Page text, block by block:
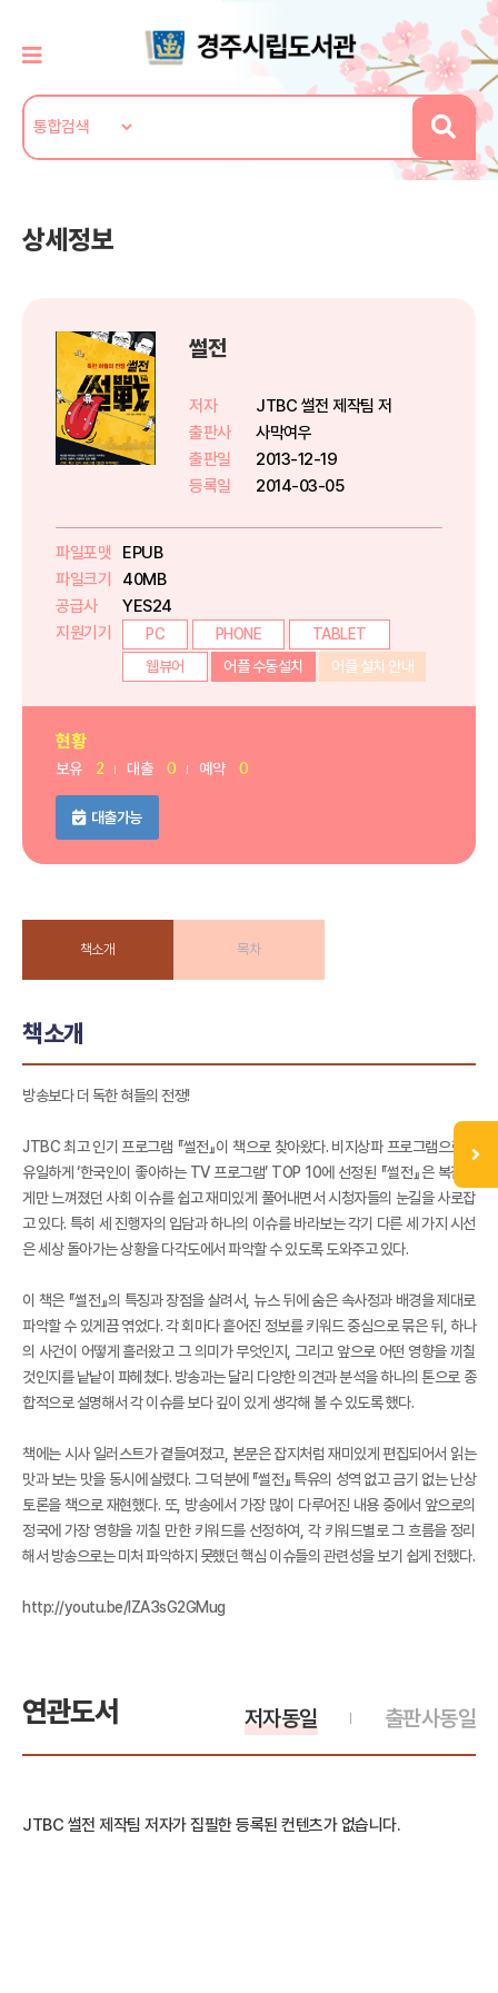
상세정보
썰전
저자
JTBC 썰전 제작팀 저
출판사
사막여우
출판일
2013-12-19
등록일
2014-03-05
파일포맷
EPUB
파일크기
40MB
공급사
YES24
지원기기
PC PHONE
TABLET
웹뷰어
어플 수동설치 어플 설치 안내
현황
보유 2 대출 0 예약 0
대출가능
책소개 목차
책소개
방송보다 더 독한 혀들의 전쟁!
JTBC 최고 인기 프로그램 『썰전』이 책으로 찾아왔다. 비지상파 프로그램으로는
유일하게 ‘한국인이 좋아하는 TV 프로그램’ TOP 10에 선정된 『썰전』은 복잡하
게만 느껴졌던 사회 이슈를 쉽고 재미있게 풀어내면서 시청자들의 눈길을 사로잡
고 있다. 특히 세 진행자의 입담과 하나의 이슈를 바라보는 각기 다른 세 가지 시선
은 세상 돌아가는 상황을 다각도에서 파악할 수 있도록 도와주고 있다.
이 책은 『썰전』의 특징과 장점을 살려서, 뉴스 뒤에 숨은 속사정과 배경을 제대로
파악할 수 있게끔 엮었다. 각 회마다 흩어진 정보를 키워드 중심으로 묶은 뒤, 하나
의 사건이 어떻게 흘러왔고 그 의미가 무엇인지, 그리고 앞으로 어떤 영향을 끼칠
것인지를 낱낱이 파헤쳤다. 방송과는 달리 다양한 의견과 분석을 하나의 톤으로 종
합적으로 설명해서 각 이슈를 보다 깊이 있게 생각해 볼 수 있도록 했다.
책에는 시사 일러스트가 곁들여졌고, 본문은 잡지처럼 재미있게 편집되어서 읽는
맛과 보는 맛을 동시에 살렸다. 그 덕분에 『썰전』 특유의 성역 없고 금기 없는 난상
토론을 책으로 재현했다. 또, 방송에서 가장 많이 다루어진 내용 중에서 앞으로의
정국에 가장 영향을 끼칠 만한 키워드를 선정하여, 각 키워드별로 그 흐름을 정리
해서 방송으로는 미처 파악하지 못했던 핵심 이슈들의 관련성을 보기 쉽게 전했다.
http://youtu.be/lZA3sG2GMug
연관도서 출판사동일
저자동일
JTBC 썰전 제작팀 저자가 집필한 등록된 컨텐츠가 없습니다.